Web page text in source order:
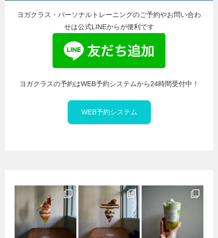
ヨガクラス・パーソナルトレーニングのご予約やお問い合わ
せは公式LINEからが便利です
ヨガクラスの予約はWEB予約システムから24時間受付中！
WEB予約システム